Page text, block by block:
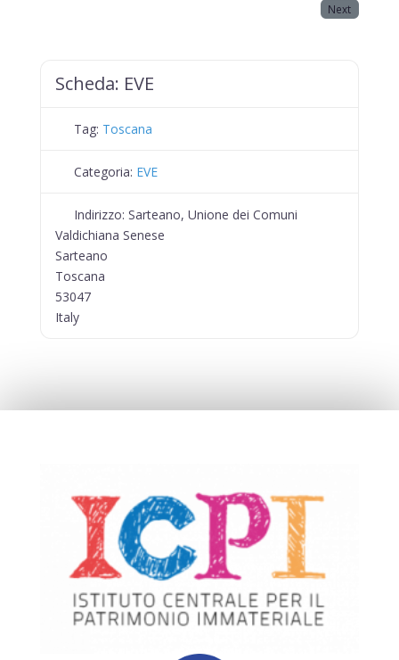
Next
Scheda: EVE
Tag: Toscana
Categoria: EVE
Indirizzo:Sarteano, Unione dei Comuni
Valdichiana Senese
Sarteano
Toscana
53047
Italy